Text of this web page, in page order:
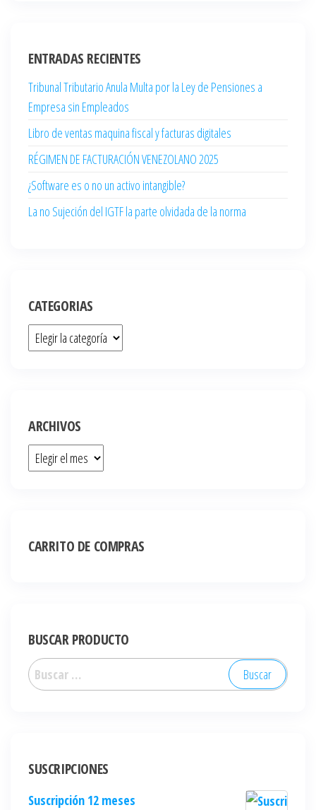
ENTRADAS RECIENTES
Tribunal Tributario Anula Multa por la Ley de Pensiones a
Empresa sin Empleados
Libro de ventas maquina fiscal y facturas digitales
RÉGIMEN DE FACTURACIÓN VENEZOLANO 2025
¿Software es o no un activo intangible?
La no Sujeción del IGTF la parte olvidada de la norma
CATEGORIAS
ARCHIVOS
CARRITO DE COMPRAS
BUSCAR PRODUCTO
SUSCRIPCIONES
Suscripción 12 meses